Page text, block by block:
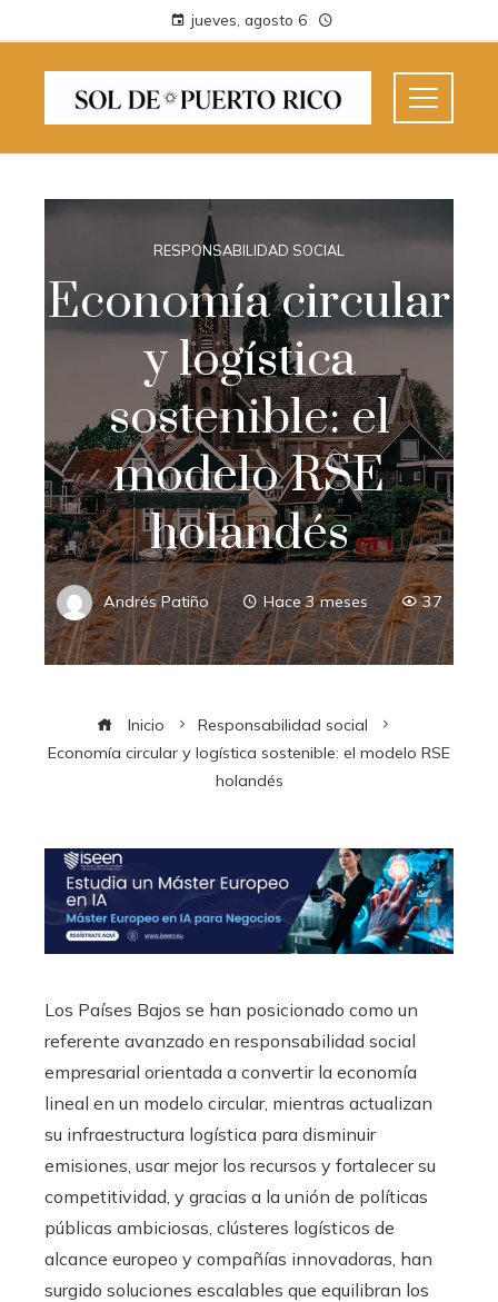
jueves, agosto 6
RESPONSABILIDAD SOCIAL
Economía circular
y logística
sostenible: el
modelo RSE
holandés
Andrés Patiño Hace 3 meses 37
Inicio
Responsabilidad social
Economía circular y logística sostenible: el modelo RSE
holandés
Los Países Bajos se han posicionado como un
referente avanzado en responsabilidad social
empresarial orientada a convertir la economía
lineal en un modelo circular, mientras actualizan
su infraestructura logística para disminuir
emisiones, usar mejor los recursos y fortalecer su
competitividad, y gracias a la unión de políticas
públicas ambiciosas, clústeres logísticos de
alcance europeo y compañías innovadoras, han
surgido soluciones escalables que equilibran los